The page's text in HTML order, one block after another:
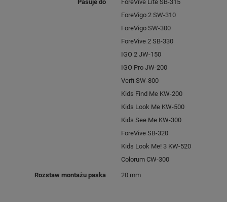
Pasuje do
ForeVive Lite SB-315
ForeVigo 2 SW-310
ForeVigo SW-300
ForeVive 2 SB-330
IGO 2 JW-150
IGO Pro JW-200
Verfi SW-800
Kids Find Me KW-200
Kids Look Me KW-500
Kids See Me KW-300
ForeVive SB-320
Kids Look Me! 3 KW-520
Colorum CW-300
Rozstaw montażu paska 20 mm